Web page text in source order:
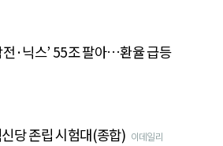
전·닉스’ 55조 팔아…환율 급등
당 존립 시험대(종합) 이데일리